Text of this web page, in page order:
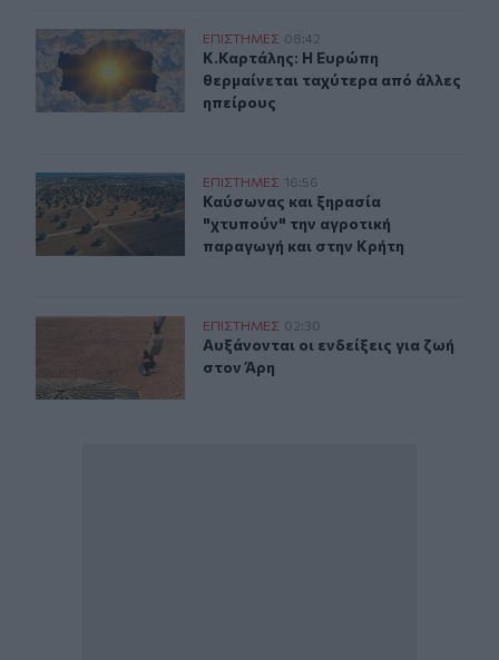
Κ.Καρτάλης: Η Ευρώπη θερμαίνεται ταχύτερα από
ΕΠΙΣΤΗΜΕΣ 08:42
Κ.Καρτάλης: Η Ευρώπη
Κ.Καρτάλης: Η Ευρώπη
θερμαίνεται ταχύτερα από άλλες
ηπείρους
Καύσωνας και ξηρασία "χτυπούν" την αγροτική
ΕΠΙΣΤΗΜΕΣ 16:56
Καύσωνας και ξηρασία "χτυπούν"
Καύσωνας και ξηρασία
"χτυπούν" την αγροτική
παραγωγή και στην Κρήτη
Αυξάνονται οι ενδείξεις για ζωή στον Άρη
ΕΠΙΣΤΗΜΕΣ 02:30
Αυξάνονται οι ενδείξεις για ζωή
Αυξάνονται οι ενδείξεις για ζωή
στον Άρη